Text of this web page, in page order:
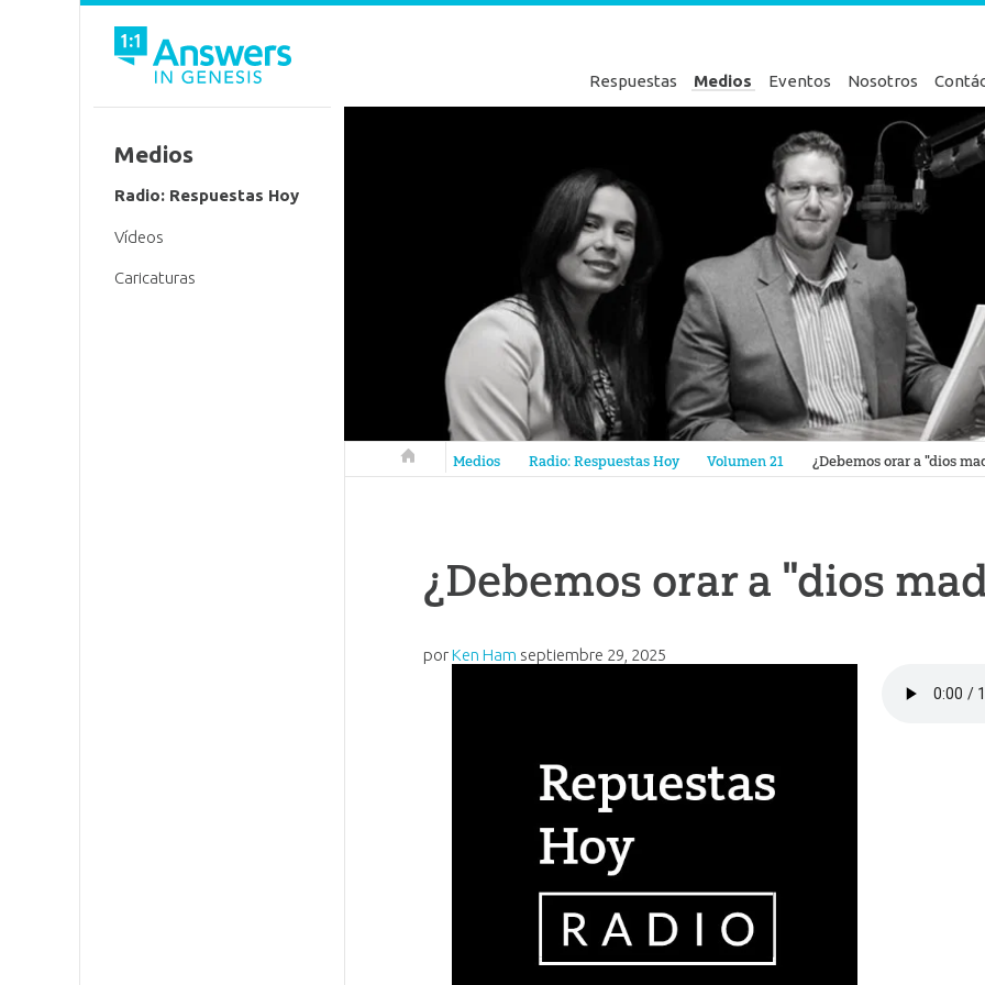
Respuestas Medios Eventos Nosotros
Respuestas en Génesis
Medios Radio: Respuestas Hoy Volumen 21 ¿Debemos orar a "dios
¿Debemos orar a "dios
porKen Ham septiembre 29, 2025
Medios
Radio: Respuestas Hoy
Vídeos
Caricaturas